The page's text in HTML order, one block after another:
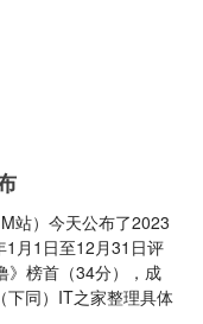
站）今天公布了2023
1月1日至12月31日评
》榜首（34分），成
下同）IT之家整理具体